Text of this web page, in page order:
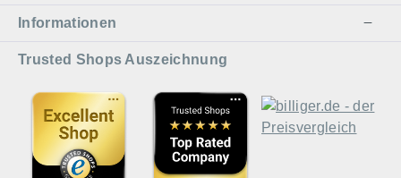
Informationen
Trusted Shops Auszeichnung